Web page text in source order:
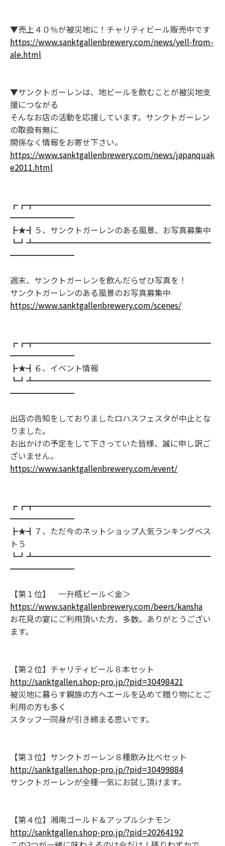
▼売上４０％が被災地に！チャリティビール販売中です
https://www.sanktgallenbrewery.com/news/yell-from-
ale.html
▼サンクトガーレンは、地ビールを飲むことが被災地支
援につながる
そんなお店の活動を応援しています。サンクトガーレン
の取扱有無に
関係なく情報をお寄せ下さい。
https://www.sanktgallenbrewery.com/news/japanquak
e2011.html
┏┏┳━━━━━━━━━━━━━━━━━━━━━━
━━━━━━━━
┣★┫５、サンクトガーレンのある風景、お写真募集中
┗┛┻━━━━━━━━━━━━━━━━━━━━━━
━━━━━━━━
週末、サンクトガーレンを飲んだらぜひ写真を！
サンクトガーレンのある風景のお写真募集中
https://www.sanktgallenbrewery.com/scenes/
┏┏┳━━━━━━━━━━━━━━━━━━━━━━
━━━━━━━━
┣★┫６、イベント情報
┗┛┻━━━━━━━━━━━━━━━━━━━━━━
━━━━━━━━
出店の告知をしておりましたロハスフェスタが中止とな
りました。
お出かけの予定をして下さっていた皆様、誠に申し訳ご
ざいません。
https://www.sanktgallenbrewery.com/event/
┏┏┳━━━━━━━━━━━━━━━━━━━━━━
━━━━━━━━
┣★┫７、ただ今のネットショップ人気ランキングベス
ト５
┗┛┻━━━━━━━━━━━━━━━━━━━━━━
━━━━━━━━
【第１位】 一升瓶ビール＜金＞
https://www.sanktgallenbrewery.com/beers/kansha
お花見の宴にご利用頂いた方、多数。ありがとうござい
ます。
【第２位】チャリティビール８本セット
http://sanktgallen.shop-pro.jp/?pid=30498421
被災地に暮らす親族の方へエールを込めて贈り物にとご
利用の方も多く
スタッフ一同身が引き締まる思いです。
【第３位】サンクトガーレン８種飲み比べセット
http://sanktgallen.shop-pro.jp/?pid=30499884
サンクトガーレンが全種一気にお試し頂けます。
【第４位】湘南ゴールド＆アップルシナモン
http://sanktgallen.shop-pro.jp/?pid=20264192